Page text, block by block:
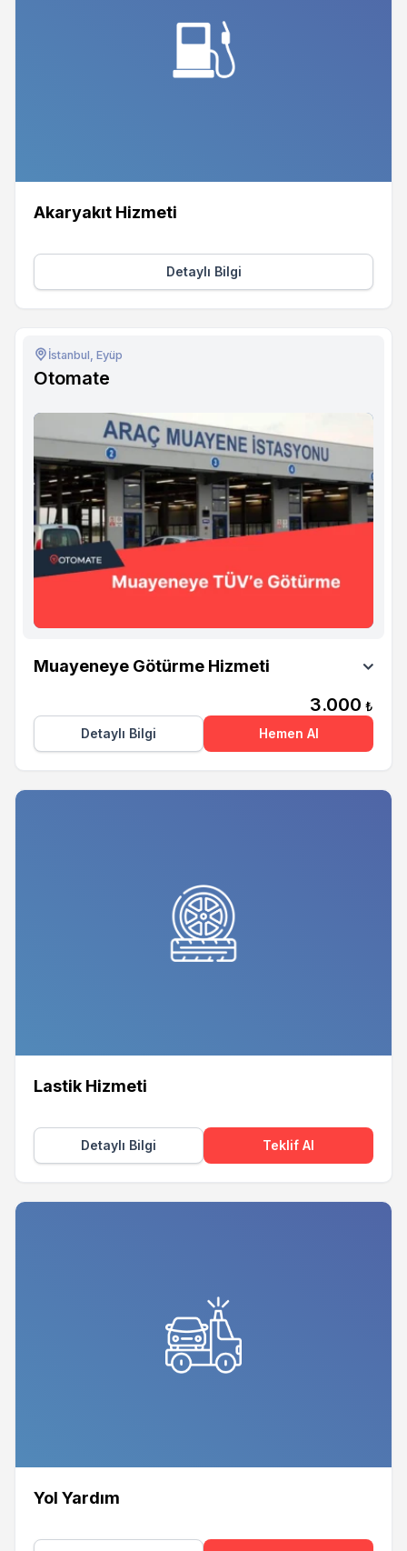
Akaryakıt Hizmeti
Detaylı Bilgi
İstanbul, Eyüp
Otomate
Muayeneye Götürme Hizmeti
3.000 ₺
Detaylı Bilgi
Hemen Al
Lastik Hizmeti
Detaylı Bilgi Teklif Al
Yol Yardım